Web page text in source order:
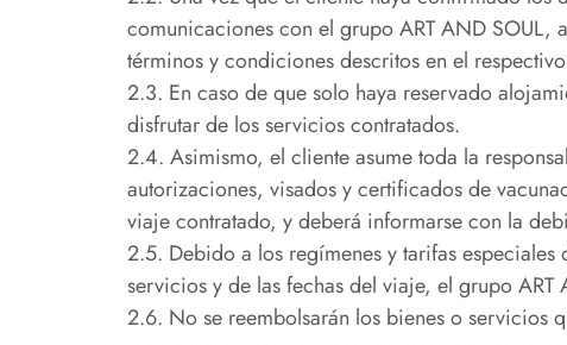
comunicaciones con el grupo ART AND
términos y condiciones descritos en el
2.3. En caso de que solo haya reservado
disfrutar de los servicios contratados.
2.4. Asimismo, el cliente asume toda la
autorizaciones, visados y certificados de
viaje contratado, y deberá informarse con la
2.5. Debido a los regímenes y tarifas
servicios y de las fechas del viaje, el grupo
2.6. No se reembolsarán los bienes o servicios